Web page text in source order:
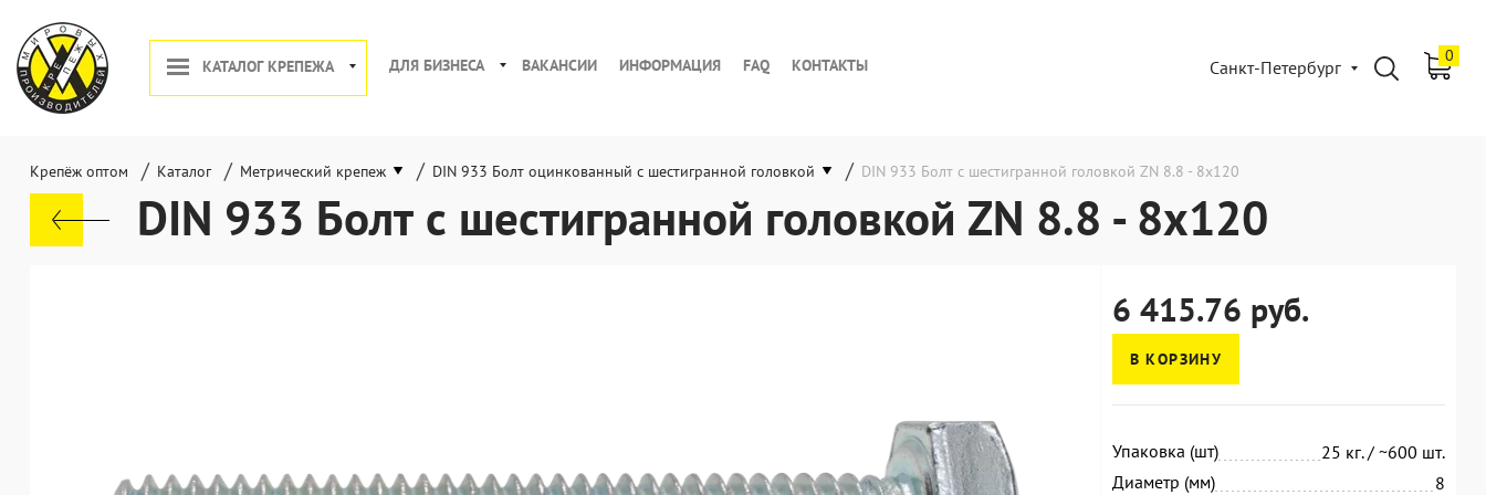
КАТАЛОГ КРЕПЕЖА ДЛЯ БИЗНЕСА ВАКАНСИИ ИНФОРМАЦИЯ FAQ КОНТАКТЫ Санкт-Петербург
0
Крепёж оптом / Каталог / Метрический крепеж / DIN 933 Болт оцинкованный с шестигранной головкой / DIN 933 Болт с шестигранной головкой ZN 8.8 - 8x120
DIN 933 Болт с шестигранной головкой ZN 8.8 - 8x120
6 415.76 руб.
В КОРЗИНУ
Упаковка (шт)
25 кг. / ~600 шт.
Диаметр (мм)
8